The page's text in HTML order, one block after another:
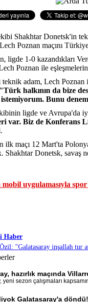
Shakhtar Donetsk'in
Poznan maçını
ligde 1-0 kazandıkları
Poznan ile
adam, Lech Poznan
"Türk halkının da bize
Bunu
ligde ve Avrupa'da
var. Biz de Konferans
ilk maçı 12 Mart'ta
Shakhtar Donetsk, savaş
mobil uygulamasıyla
Haber
"Galatasaray inşallah tur
hazırlık maçında
yeni sezon çalışmaları
Galatasaray'a döndü!